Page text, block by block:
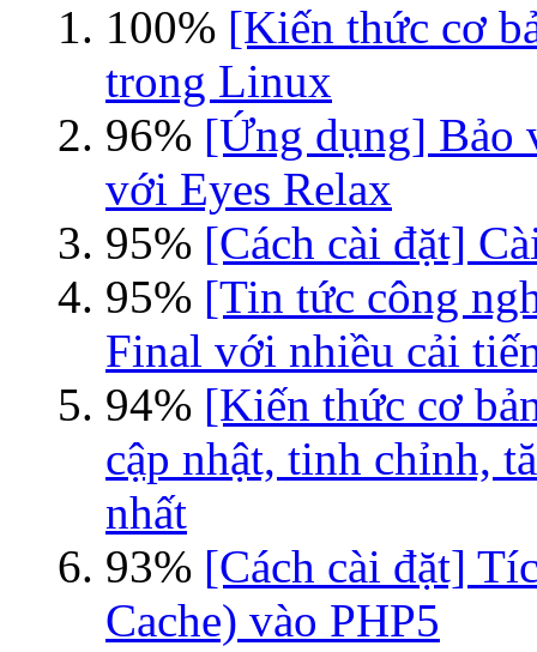
100% [Kiến thức cơ
trong Linux
96% [Ứng dụng] Bảo
với Eyes Relax
95% [Cách cài đặt]
95% [Tin tức công
Final với nhiều cải
94% [Kiến thức cơ
cập nhật, tinh chỉnh,
nhất
93% [Cách cài đặt]
Cache) vào PHP5